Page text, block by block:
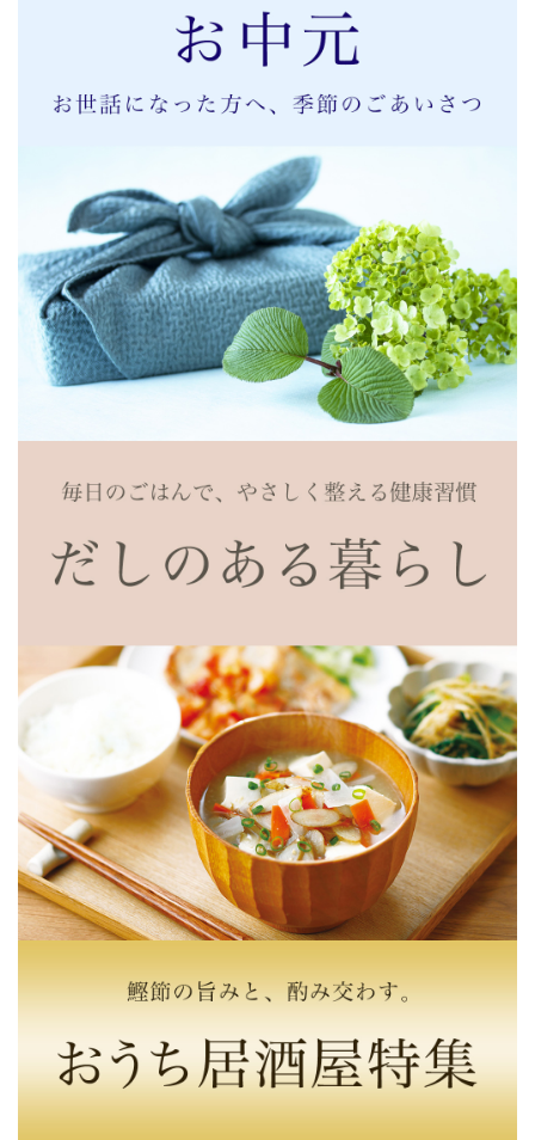
2021/08/04 19:39:53.727566 投稿者：キャサリン
★★★★★
どうやったら、こんな風味が出るのか、本当に舌と鼻で味
これが一番
2021/08/05 11:16:26.875167 投稿者：目だぬき
★★★★★
今まで色々使ってきましたが、ゴールドに出会ってからは
他のものが使えません。
だしもきいて、味も私好みにベストマッチです
2021/08/11 11:58:20.059344 投稿者：ネネ
卵と豆腐は入れずに、さらにさっぱり美味しく